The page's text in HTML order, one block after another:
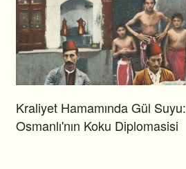
Kraliyet Hamamında Gül Suyu:
Osmanlı'nın Koku Diplomasisi